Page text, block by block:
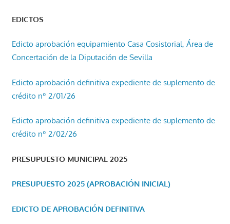
EDICTOS
Edicto aprobación equipamiento Casa Cosistorial, Área de
Concertación de la Diputación de Sevilla
Edicto aprobación definitiva expediente de suplemento de
crédito nº 2/01/26
Edicto aprobación definitiva expediente de suplemento de
crédito nº 2/02/26
PRESUPUESTO MUNICIPAL 2025
PRESUPUESTO 2025 (APROBACIÓN INICIAL)
EDICTO DE APROBACIÓN DEFINITIVA